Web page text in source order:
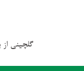
گلچینی از